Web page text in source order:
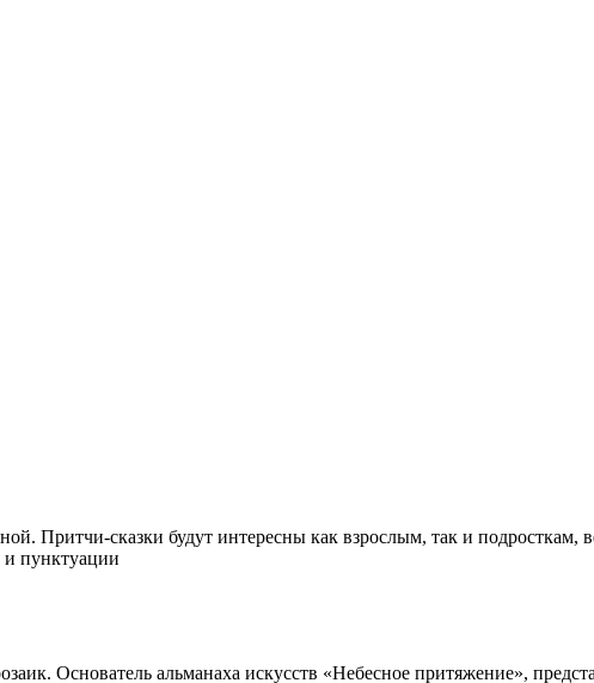
Притчи-сказки будут интересны как взрослым, так и
и пунктуации
Основатель альманаха искусств «Небесное притяжение»,